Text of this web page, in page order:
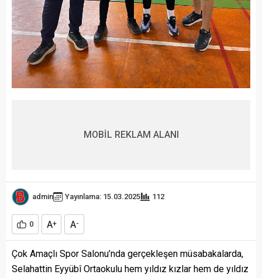
MOBİL REKLAM ALANI
admin Yayınlama: 15.03.2025 112
0 A+ A-
Çok Amaçlı Spor Salonu’nda gerçekleşen müsabakalarda,
Selahattin Eyyübî Ortaokulu hem yıldız kızlar hem de yıldız